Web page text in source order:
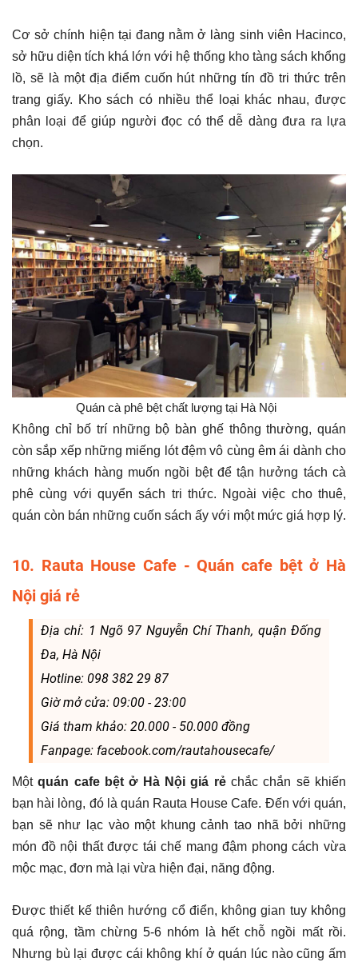
Cơ sở chính hiện tại đang nằm ở làng sinh viên Hacinco,
sở hữu diện tích khá lớn với hệ thống kho tàng sách khổng
lồ, sẽ là một địa điểm cuốn hút những tín đồ tri thức trên
trang giấy. Kho sách có nhiều thể loại khác nhau, được
phân loại để giúp người đọc có thể dễ dàng đưa ra lựa
chọn.
Quán cà phê bệt chất lượng tại Hà Nội ​
Không chỉ bố trí những bộ bàn ghế thông thường, quán
còn sắp xếp những miếng lót đệm vô cùng êm ái dành cho
những khách hàng muốn ngồi bệt để tận hưởng tách cà
phê cùng với quyển sách tri thức. Ngoài việc cho thuê,
quán còn bán những cuốn sách ấy với một mức giá hợp lý.
10. Rauta House Cafe - Quán cafe bệt ở Hà
Nội giá rẻ
Địa chỉ: 1 Ngõ 97 Nguyễn Chí Thanh, quận Đống
Đa, Hà Nội
Hotline: 098 382 29 87
Giờ mở cửa: 09:00 - 23:00
Giá tham khảo: 20.000 - 50.000 đồng
Fanpage: facebook.com/rautahousecafe/
Mộtquán cafe bệt ở Hà Nội giá rẻchắc chắn sẽ khiến
bạn hài lòng, đó là quán Rauta House Cafe. Đến với quán,
bạn sẽ như lạc vào một khung cảnh tao nhã bởi những
món đồ nội thất được tái chế mang đậm phong cách vừa
mộc mạc, đơn mà lại vừa hiện đại, năng động.
Được thiết kế thiên hướng cổ điển, không gian tuy không
quá rộng, tầm chừng 5-6 nhóm là hết chỗ ngồi mất rồi.
Nhưng bù lại được cái không khí ở quán lúc nào cũng ấm